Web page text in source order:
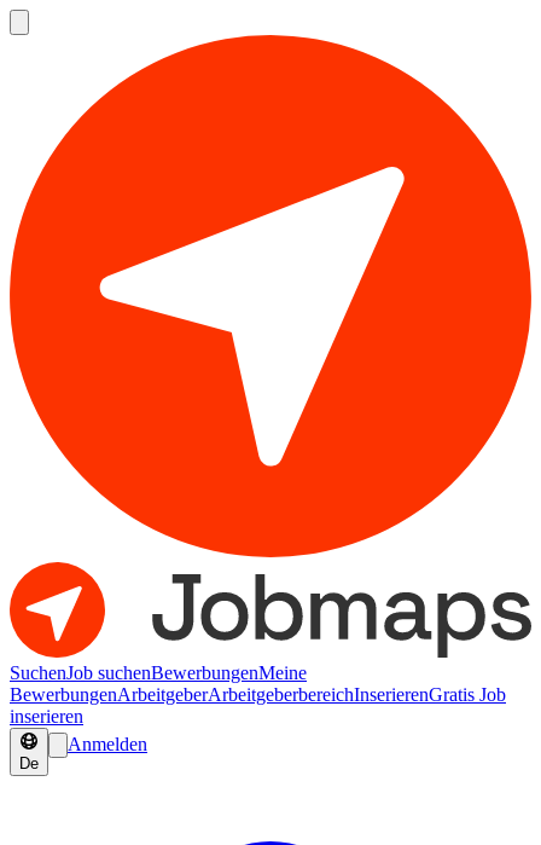
SuchenJob suchenBewerbungenMeine
BewerbungenArbeitgeberArbeitgeberbereichInserierenGratis Job
inserieren
De
Anmelden